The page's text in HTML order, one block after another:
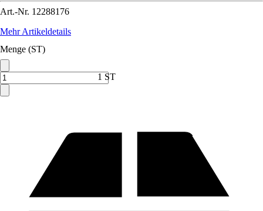
Art.-Nr. 12288176
Mehr Artikeldetails
Menge (ST)
1 ST